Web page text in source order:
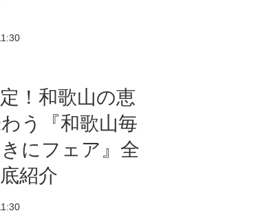
！和歌山の恵
う『和歌山毎
にフェア』全
紹介